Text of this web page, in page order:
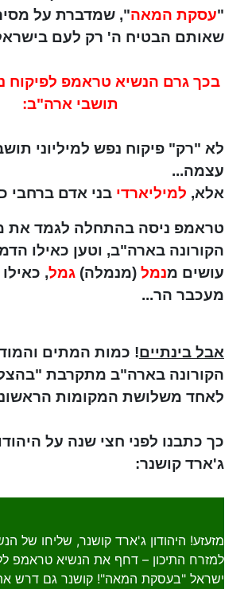
"עסקת המאה", שמדברת על
שאותם הבטיח ה' רק לעם
בכך גרם הנשיא טראמפ לפיקוח
תושבי ארה"ב:
לא "רק" פיקוח נפש למיליוני
עצמה...
אלא, למיליארדי בני אדם ברחבי
טראמפ ניסה בהתחלה לגמד את
הקורונה בארה"ב, וטען כאילו
עושים מנמל (מנמלה) גמל,
מעכבר הר...
אבל בינתיים! כמות המתים
הקורונה בארה"ב מתקרבת
לאחד משלושת המקומות
כך כתבנו לפני חצי שנה על
ג'ארד קושנר:
מזעזע! היהודון ג'ארד קושנר, שליחו של
למזרח התיכון – דחף את הנשיא טראמפ
ישראל "בעסקת המאה"! קושנר גם דרש את